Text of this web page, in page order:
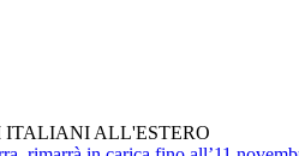
ITALIANI ALL'ESTERO